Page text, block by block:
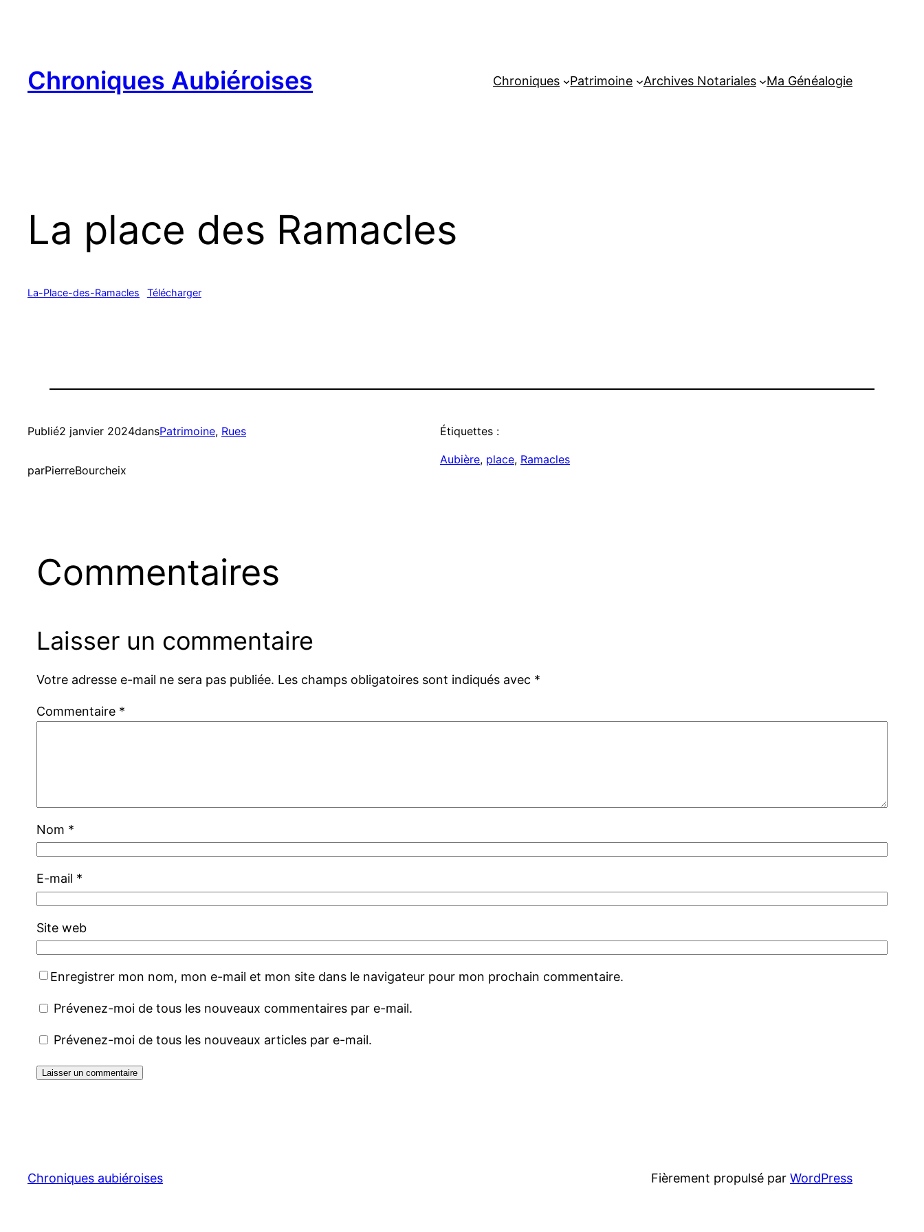
Chroniques Aubiéroises Chroniques Patrimoine Archives Notariales Ma Généalogie
La place des Ramacles
La-Place-des-Ramacles Télécharger
Publié2 janvier 2024dansPatrimoine, Rues
parPierreBourcheix
Étiquettes :
Aubière, place, Ramacles
Commentaires
Laisser un commentaire
Votre adresse e-mail ne sera pas publiée. Les champs obligatoires sont indiqués avec *
Commentaire *
Nom *
E-mail *
Site web
Enregistrer mon nom, mon e-mail et mon site dans le navigateur pour mon prochain commentaire.
Prévenez-moi de tous les nouveaux commentaires par e-mail.
Prévenez-moi de tous les nouveaux articles par e-mail.
Chroniques aubiéroises Fièrement propulsé par WordPress